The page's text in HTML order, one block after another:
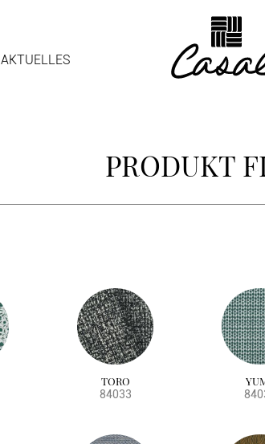
AKTUELLES
PRODUKT
TORO
84033